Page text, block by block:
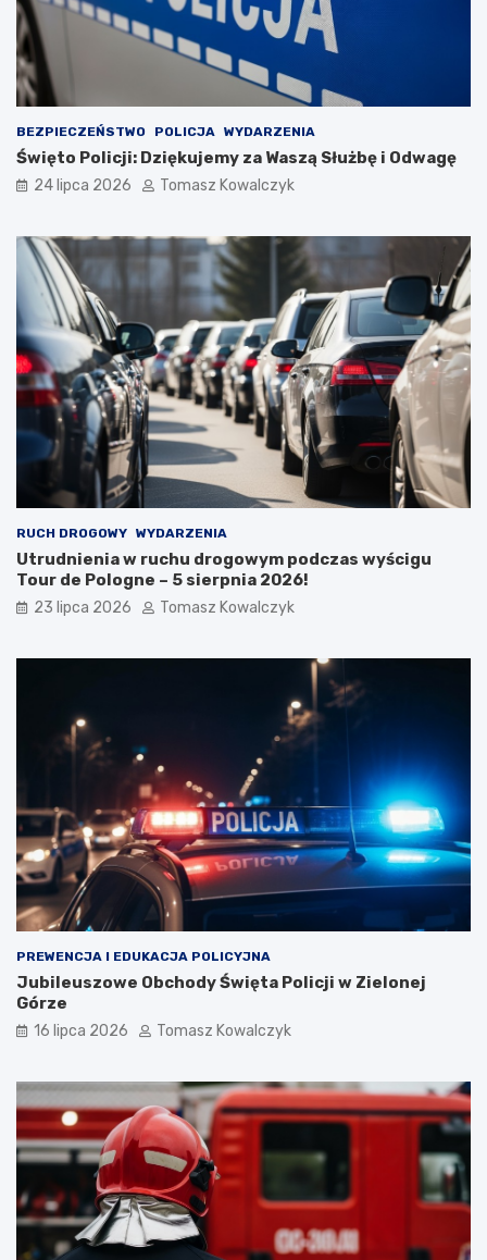
BEZPIECZEŃSTWO POLICJA WYDARZENIA
Święto Policji: Dziękujemy za Waszą Służbę i Odwagę
24 lipca 2026 Tomasz Kowalczyk
RUCH DROGOWY WYDARZENIA
Utrudnienia w ruchu drogowym podczas wyścigu
Tour de Pologne – 5 sierpnia 2026!
23 lipca 2026 Tomasz Kowalczyk
PREWENCJA I EDUKACJA POLICYJNA
Jubileuszowe Obchody Święta Policji w Zielonej
Górze
16 lipca 2026 Tomasz Kowalczyk